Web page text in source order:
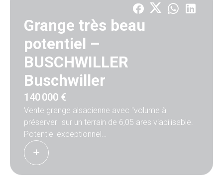
Grange très beau
potentiel –
BUSCHWILLER
Buschwiller
140 000 €
Vente grange alsacienne avec "volume à
préserver" sur un terrain de 6,05 ares viabilisable.
Potentiel exceptionnel
Le bâtiment doit être conservé dans les volumes
identiques ainsi que la structure alsacienne